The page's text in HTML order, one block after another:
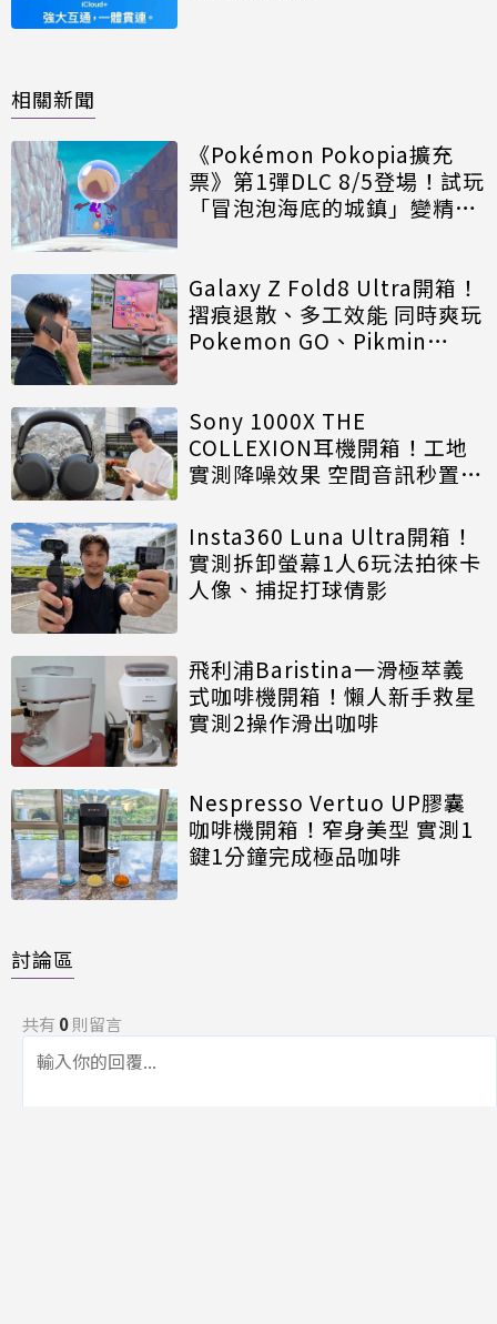
相關新聞
《Pokémon Pokopia擴充
票》第1彈DLC 8/5登場！試玩
「冒泡泡海底的城鎮」變精神
Galaxy Z Fold8 Ultra開箱！
摺痕退散、多工效能 同時爽玩
Pokemon GO、Pikmin
Sony 1000X THE
COLLEXION耳機開箱！工地
實測降噪效果 空間音訊秒置身
Insta360 Luna Ultra開箱！
實測拆卸螢幕1人6玩法拍徠卡
人像、捕捉打球倩影
飛利浦Baristina一滑極萃義
式咖啡機開箱！懶人新手救星
實測2操作滑出咖啡
Nespresso Vertuo UP膠囊
咖啡機開箱！窄身美型 實測1
鍵1分鐘完成極品咖啡
討論區
共有 0則留言